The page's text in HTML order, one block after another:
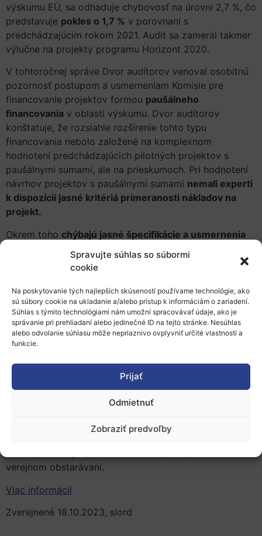
Spravujte súhlas so súbormi
cookie
Na poskytovanie tých najlepších skúseností používame technológie, ako
sú súbory cookie na ukladanie a/alebo prístup k informáciám o zariadení.
Súhlas s týmito technológiami nám umožní spracovávať údaje, ako je
správanie pri prehliadaní alebo jedinečné ID na tejto stránke. Nesúhlas
alebo odvolanie súhlasu môže nepriaznivo ovplyvniť určité vlastnosti a
funkcie.
Prijať
Odmietnuť
Zobraziť predvoľby
výskumu EÚ, sa odhaduje chybovosť na úrovni 2,7 %, čo
predstavuje pokles o 1,7 % v porovnaní s
predchádzajúcim rokom 2021. Audit sa zameral takmer
výlučne na projekty programu Horizont 2020.
V tohtoročnej správe Dvor audítorov venoval osobitnú
pozornosť postupom a usmerneniam Komisie pre
financovanie projektov formou paušálneho
financovania v oblasti výskumu. Dvor audítorov
konštatuje, že rozsiahle rozšírenie tohto typu
financovania nebolo založené na komplexnom
hodnotení predchádzajúcich pilotných projektov s
paušálnymi sumami, ale na prieskumoch. Pri hodnotení
návrhov projektov s paušálnymi sumami nemali experti
k dispozícii jasné kritériá primeranosti nákladov na
projekt.
Okrem toho chýbajú jasné špecifikácie a usmernenia
pre financované projekty , pokiaľ ide o to, kedy boli
splnené požiadavky na vyplatenie paušálnych súm za
Odporúčania Dvora audítorov pre Komisiu preto
spočívajú v tom, aby v zásade vyhodnotila
financovanie paušálnymi sumami a spochybnil, do akej
miery sú paušálne sumy vhodné pre projekty s
hodnotenie žiadostí o paušálne sumy na projekty.
Príjemcovia by mali byť informovaní o jasných kritériách
pre vyplácanie finančných prostriedkov. Komisia by tiež
majú vykonávať pri projektoch s paušálnym
verejnom obstarávaní.
Viac informácií
Zverejnené 18.10.2023, slord